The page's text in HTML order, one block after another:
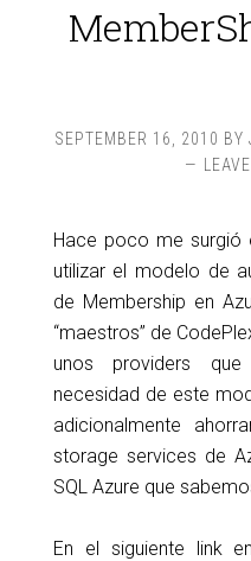
SEPTEMBER 16, 2010 BY
Hace poco me
utilizar el modelo de
de Membership en
“maestros” de
unos providers
necesidad de este
adicionalmente
storage services de
SQL Azure que
En el siguiente link